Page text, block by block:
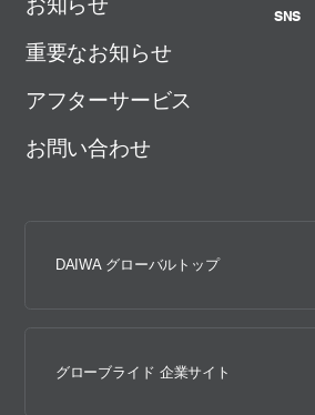
重要なお知らせ
アフターサービス
お問い合わせ
SNS
DAIWA グローバルトップ
グローブライド 企業サイト